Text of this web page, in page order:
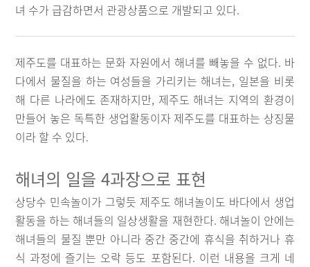
녀 수가 급감하면서 관광상품으로 개발되고 있다.
제주도를 대표하는 문화 자원에서 해녀를 빼놓을 수 없다. 바
다에서 물질을 하는 여성들을 가리키는 해녀는, 일본을 비롯
해 다른 나라에도 존재하지만, 제주도 해녀는 지역의 환경이
만들어 놓은 독특한 생업활동이자 제주도를 대표하는 상징물
이라 할 수 있다.
해녀의 일을 4과장으로 표현
상당수 민속놀이가 그렇듯 제주도 해녀놀이도 바다에서 생업
활동을 하는 해녀들의 일상생활을 재현한다. 해녀놀이 안에는
해녀들의 물질 뿐만 아니라 중간 중간에 휴식을 취하거나 휴
식 과정에 즐기는 오락 등도 포함된다. 이런 내용을 크게 네